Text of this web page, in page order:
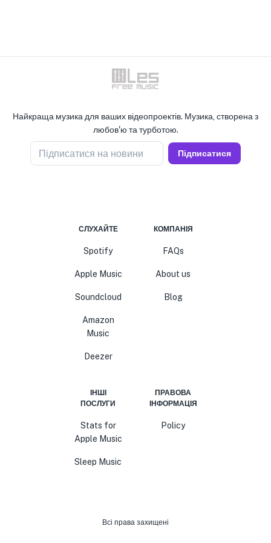
Найкраща музика для ваших відеопроектів. Музика, створена з
любов'ю та турботою.
Підписатися на новини Підписатися
СЛУХАЙТЕ
Spotify
Apple Music
Soundcloud
Amazon
Music
Deezer
КОМПАНІЯ
FAQs
About us
Blog
ІНШІ
ПОСЛУГИ
Stats for
Apple Music
Sleep Music
ПРАВОВА
ІНФОРМАЦІЯ
Policy
Всі права захищені